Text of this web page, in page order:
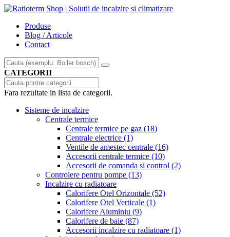
Produse
Blog / Articole
Contact
CATEGORII
Fara rezultate in lista de categorii.
Sisteme de incalzire
Centrale termice
Centrale termice pe gaz (18)
Centrale electrice (1)
Ventile de amestec centrale (16)
Accesorii centrale termice (10)
Accesorii de comanda si control (2)
Controlere pentru pompe (13)
Incalzire cu radiatoare
Calorifere Otel Orizontale (52)
Calorifere Otel Verticale (1)
Calorifere Aluminiu (9)
Calorifere de baie (87)
Accesorii incalzire cu radiatoare (1)